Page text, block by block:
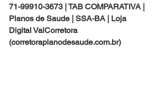
71-99910-3673 | TAB COMPARATIVA |
Planos de Saude | SSA-BA | Loja
Digital ValCorretora
(corretoraplanodesaude.com.br)